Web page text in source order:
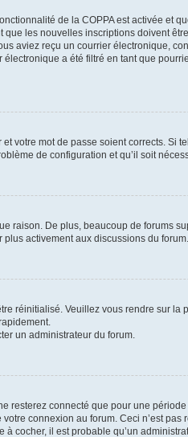
de la COPPA est activée et
les nouvelles inscriptions doivent
aviez reçu un courrier électronique,
a été filtré en tant que
votre mot de passe soient corrects. Si
de configuration et qu’il soit
raison. De plus, beaucoup de forums
activement aux discussions du forum.
réinitialisé. Veuillez vous rendre sur la
un administrateur du forum.
connecté que pour une
connexion au forum. Ceci n’est
cocher, il est probable qu’un